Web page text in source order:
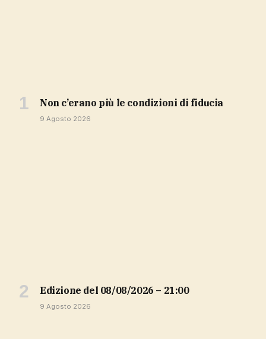
non c’erano più le condizioni di fiducia
9 Agosto 2026
Edizione del 08/08/2026 – 21:00
9 Agosto 2026